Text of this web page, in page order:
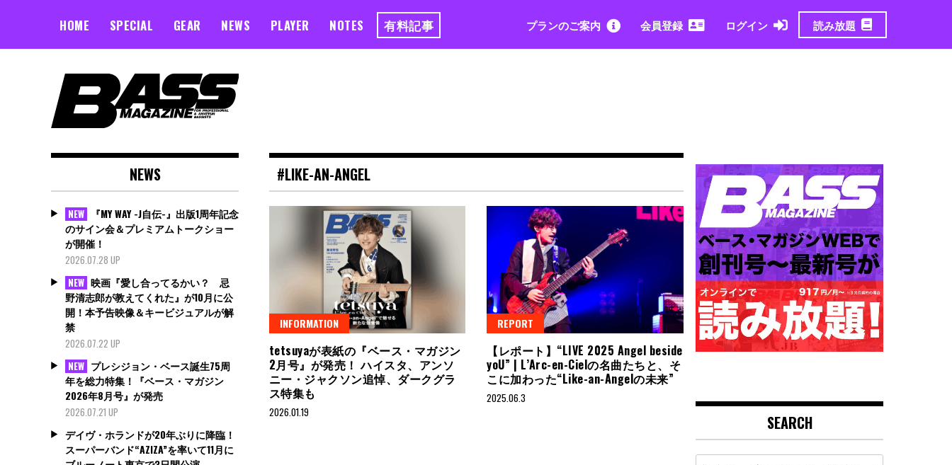
HOME SPECIAL GEAR NEWS PLAYER NOTES 有料記事 プランのご案内 会員登録 ログイン 読み放題
#LIKE-AN-ANGEL
INFORMATION
tetsuyaが表紙の『ベース・マガジン
2月号』が発売！ ハイスタ、アンソ
ニー・ジャクソン追悼、ダークグラ
ス特集も
2026.01.19
REPORT
【レポート】“LIVE 2025 Angel beside
yoU” | L’Arc-en-Cielの名曲たちと、そ
こに加わった“Like-an-Angelの未来”
2025.06.3
NEWS
NEW
『MY WAY -J自伝-』出版1周年記念
のサイン会＆プレミアムトークショー
が開催！
2026.07.28 UP
NEW 映画『愛し合ってるかい？ 忌
野清志郎が教えてくれた』が10月に公
開！本予告映像＆キービジュアルが解
禁
2026.07.22 UP
NEW プレシジョン・ベース誕生75周
年を総力特集！『ベース・マガジン
2026年8月号』が発売
2026.07.21 UP
デイヴ・ホランドが20年ぶりに降臨！
スーパーバンド“AZIZA”を率いて11月に
SEARCH